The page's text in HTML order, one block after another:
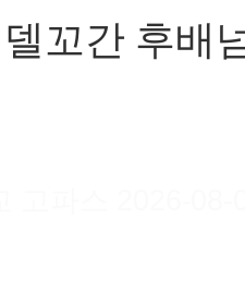
꼬간 후배